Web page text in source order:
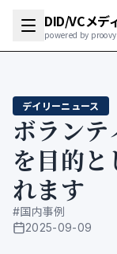
DID/VCメデ
powered by proovy
デイリーニュース
ボラン
を目的
れます
#国内事例
公開日
2025-09-09